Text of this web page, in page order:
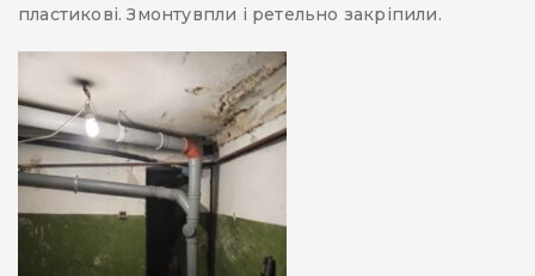
пластикові. Змонтувпли і ретельно закріпили.